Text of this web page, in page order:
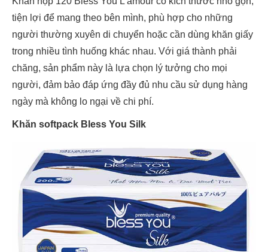
tiện lợi để mang theo bên mình, phù hợp cho những
người thường xuyên di chuyển hoặc cần dùng khăn giấy
trong nhiều tình huống khác nhau. Với giá thành phải
chăng, sản phẩm này là lựa chọn lý tưởng cho mọi
người, đảm bảo đáp ứng đầy đủ nhu cầu sử dụng hàng
ngày mà không lo ngại về chi phí.
Khăn softpack Bless You Silk